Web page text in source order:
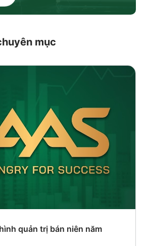
mục
quản trị bán niên năm